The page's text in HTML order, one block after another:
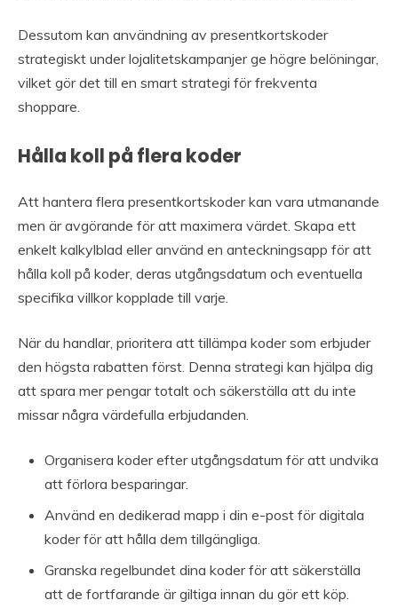
Dessutom kan användning av presentkortskoder
strategiskt under lojalitetskampanjer ge högre belöningar,
vilket gör det till en smart strategi för frekventa
shoppare.
Hålla koll på flera koder
Att hantera flera presentkortskoder kan vara utmanande
men är avgörande för att maximera värdet. Skapa ett
enkelt kalkylblad eller använd en anteckningsapp för att
hålla koll på koder, deras utgångsdatum och eventuella
specifika villkor kopplade till varje.
När du handlar, prioritera att tillämpa koder som erbjuder
den högsta rabatten först. Denna strategi kan hjälpa dig
att spara mer pengar totalt och säkerställa att du inte
missar några värdefulla erbjudanden.
Organisera koder efter utgångsdatum för att undvika
att förlora besparingar.
Använd en dedikerad mapp i din e-post för digitala
koder för att hålla dem tillgängliga.
Granska regelbundet dina koder för att säkerställa
att de fortfarande är giltiga innan du gör ett köp.